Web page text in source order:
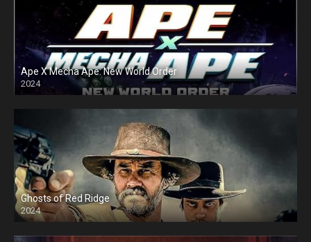
Ape X Mecha Ape: New World Order
2024
Ghosts of Red Ridge
2024